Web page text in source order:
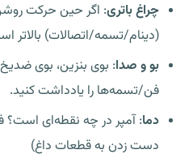
چراغ باتری: اگر حین حرکت
(دینام/تسمه/اتصالات) بالاتر
بو و صدا: بوی بنزین، بوی
فن/تسمه‌ها را یادداشت کنید.
دما: آمپر در چه نقطه‌ای
دست زدن به قطعات داغ)